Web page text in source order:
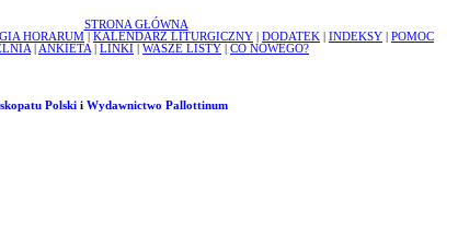
STRONA GŁÓWNA
HORARUM KALENDARZ LITURGICZNY DODATEK INDEKSY
POMOC
ANKIETA LINKI WASZE LISTY CO NOWEGO?
Polskii Wydawnictwo Pallottinum